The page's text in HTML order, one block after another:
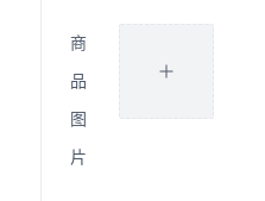
商
品
图
片